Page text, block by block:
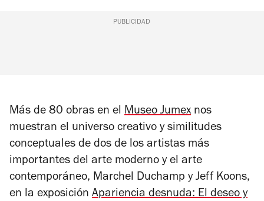
PUBLICIDAD
Más de 80 obras en el Museo Jumexnos
muestran el universo creativo y similitudes
conceptuales de dos de los artistas más
importantes del arte moderno y el arte
contemporáneo, Marchel Duchamp y Jeff Koons,
en la exposición Apariencia desnuda: El deseo y